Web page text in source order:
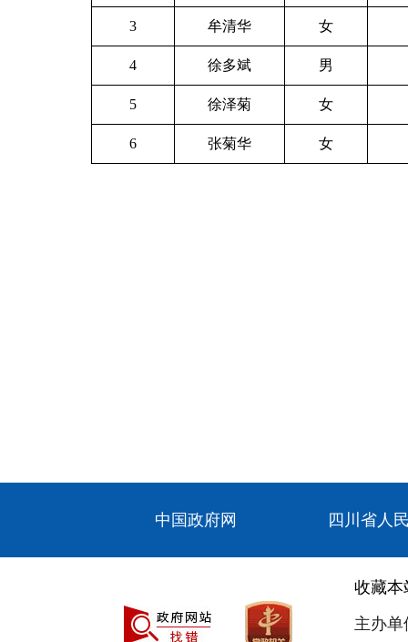
3 牟清华 女
4 徐多斌 男
5 徐泽菊 女
6 张菊华 女
中国政府网 四川省人
收藏本
主办